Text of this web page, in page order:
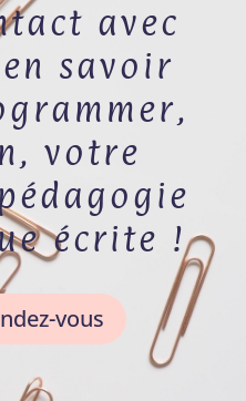
avec
savoir
votre
écrite !
vous